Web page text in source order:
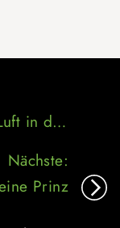
Wir weben Fäden aus der Luft in den Teppich einer Geschichte
Nächste:
Prinz